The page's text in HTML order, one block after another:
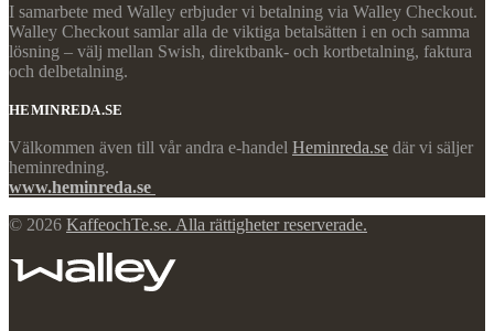
I samarbete med Walley erbjuder vi betalning via Walley Checkout.
Walley Checkout samlar alla de viktiga betalsätten i en och samma
lösning – välj mellan Swish, direktbank- och kortbetalning, faktura
och delbetalning.
HEMINREDA.SE
Välkommen även till vår andra e-handel Heminreda.se där vi säljer
heminredning.
www.heminreda.se
© 2026 KaffeochTe.se. Alla rättigheter reserverade.